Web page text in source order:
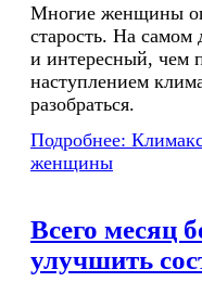
Многие женщины
старость. На
и интересный, чем
наступлением
разобраться.
Подробнее:
женщины
Всего месяц
улучшить